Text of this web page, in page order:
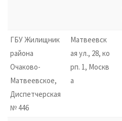
ГБУ Жилищник
района
Очаково-
Матвеевское,
Диспетчерская
№ 446
Матвеевск
ая ул., 28, ко
рп. 1, Москв
а